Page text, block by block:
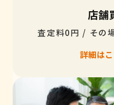
店舗
査定料0円 / その
詳細は